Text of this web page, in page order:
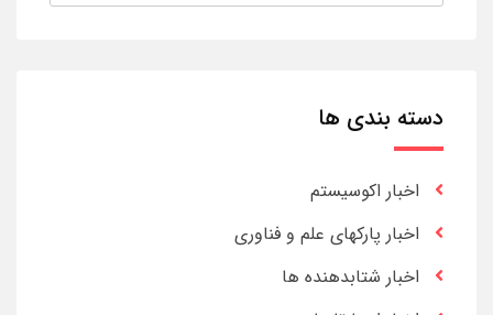
دسته بندی ها
اخبار اکوسیستم
اخبار پارکهای علم و فناوری
اخبار شتابدهنده ها